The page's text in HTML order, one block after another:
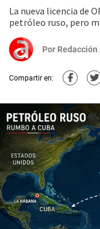
La nueva licencia de
petróleo ruso, pero
Por
Compartir en: